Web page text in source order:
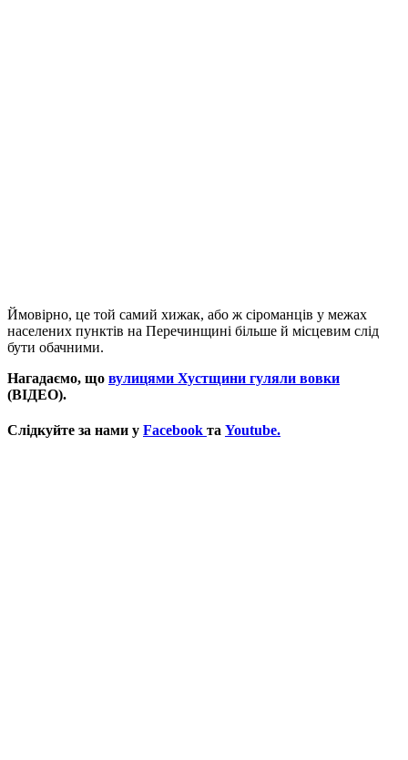
Ймовірно, це той самий хижак, або ж сіроманців у межах
населених пунктів на Перечинщині більше й місцевим слід
бути обачними.
Нагадаємо, що вулицями Хустщини гуляли вовки
(ВІДЕО).
Слідкуйте за нами у Facebook та Youtube.